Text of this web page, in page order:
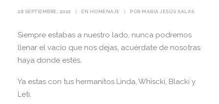
28 SEPTIEMBRE, 2022 | EN HOMENAJE | POR MARIA JESÚS SALAS
Siempre estabas a nuestro lado, nunca podremos
llenar el vacío que nos dejas, acuérdate de nosotras
haya donde estés.
Ya estas con tus hermanitos Linda, Whiscki, Blacki y
Leti.